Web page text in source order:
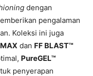
dengan
pengalaman
Koleksi ini juga
dan FF BLAST™
PureGEL™
penyerapan